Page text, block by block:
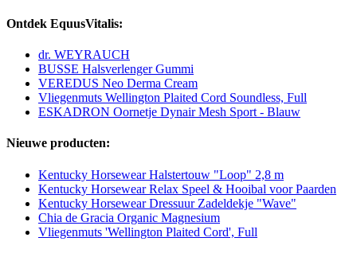
Ontdek EquusVitalis:
dr. WEYRAUCH
BUSSE Halsverlenger Gummi
VEREDUS Neo Derma Cream
Vliegenmuts Wellington Plaited Cord Soundless, Full
ESKADRON Oornetje Dynair Mesh Sport - Blauw
Nieuwe producten:
Kentucky Horsewear Halstertouw "Loop" 2,8 m
Kentucky Horsewear Relax Speel & Hooibal voor Paarden
Kentucky Horsewear Dressuur Zadeldekje "Wave"
Chia de Gracia Organic Magnesium
Vliegenmuts 'Wellington Plaited Cord', Full